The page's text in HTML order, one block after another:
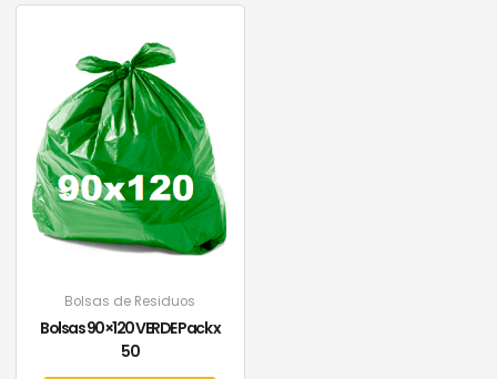
Bolsas de Residuos
Bolsas 90×120 VERDE Pack x
50